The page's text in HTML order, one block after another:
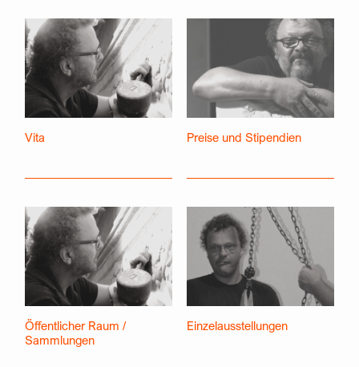
Vita Preise und Stipendien
Öffentlicher Raum /
Sammlungen
Einzelausstellungen